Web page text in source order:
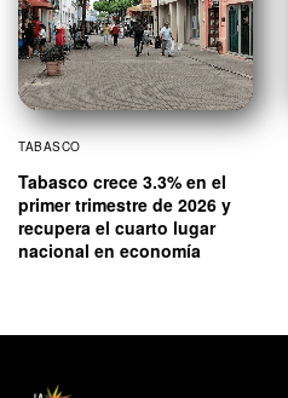
TABASCO
Tabasco crece 3.3% en el
primer trimestre de 2026 y
recupera el cuarto lugar
nacional en economía